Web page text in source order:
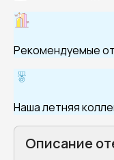
Рекомендуемые
Наша летняя
Описание